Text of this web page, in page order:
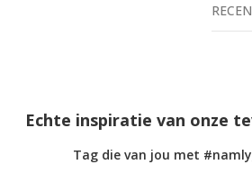
Echte inspiratie van onze
Tag die van jou met